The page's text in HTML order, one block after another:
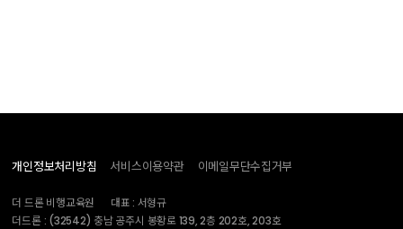
개인정보처리방침 서비스이용약관 이메일무단수집거부
더 드론 비행교육원
대표 : 서형규
더드론 : (32542) 충남 공주시 봉황로 139, 2층 202호, 203호